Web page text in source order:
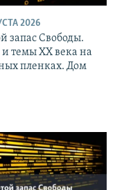
2026
запас Свободы.
и темы XX века на
пленках. Дом